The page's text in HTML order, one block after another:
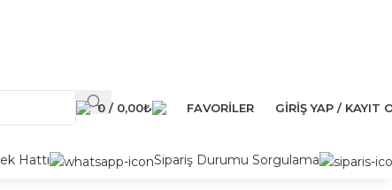
0 / 0,00₺ FAVORILER GIRIŞ YAP / KAYIT
Hattı Sipariş Durumu Sorgulama